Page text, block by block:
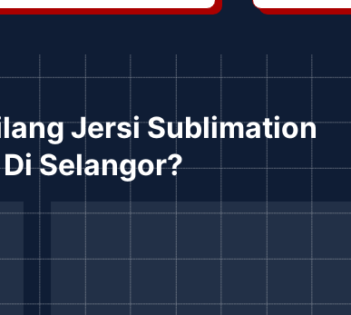
Jersi Sublimation
Selangor?